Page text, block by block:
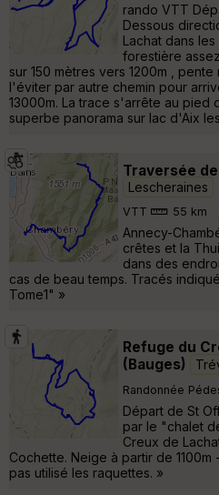
rando VTT
Dessous
Lachat dans
forestière
sur 150 mètres vers 1200m ,
l'éviter par autre chemin pour
13000m. La trace s'arrête au pied
superbe panorama sur lac d'Aix
Traversée
Lescheraines
VTT 55 km
Annecy-
crêtes et la
dans des
cas de beau temps. Tracés
Tome1" »
Refuge du
(Bauges)
Randonnée
Départ de St
par le "chalet
Creux de
Cochette. Neige à partir de
pas utilisé les raquettes. »